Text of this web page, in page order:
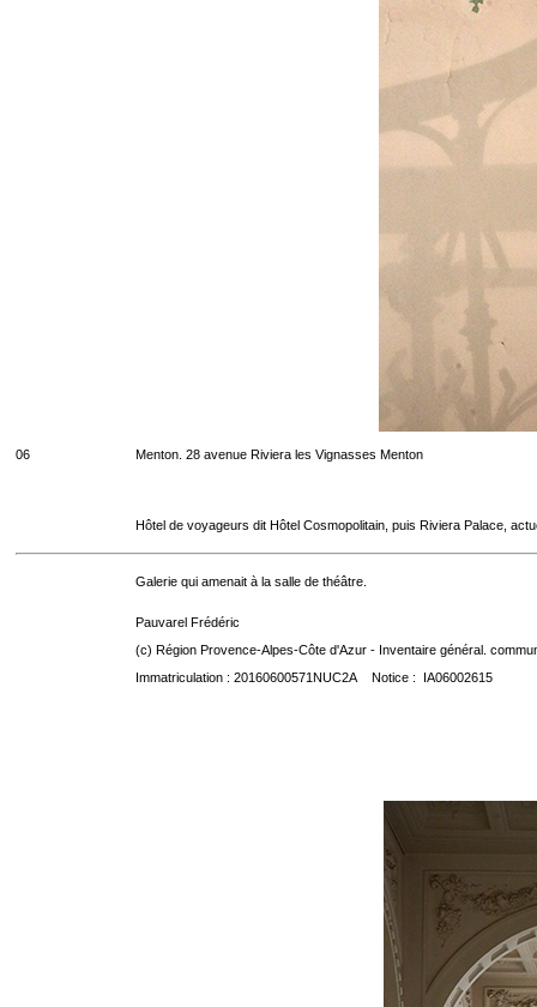
06 Menton. 28 avenue Riviera les Vignasses Menton
Hôtel de voyageurs dit Hôtel Cosmopolitain, puis Riviera Palace,
Galerie qui amenait à la salle de théâtre.
Pauvarel Frédéric
(c) Région Provence-Alpes-Côte d'Azur - Inventaire général.
Immatriculation : 20160600571NUC2A Notice : IA06002615